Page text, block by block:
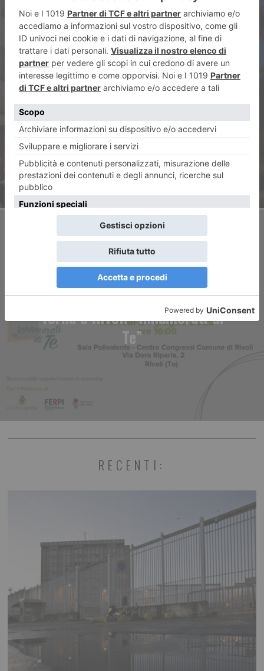
ARTICOLO PRECEDENTE
Tradizione e fede, la
processione della Consolata
ARTICOLO SUCCESSIVO
Torna a Rivoli “Innamòrati di
Te”
RECENTI: